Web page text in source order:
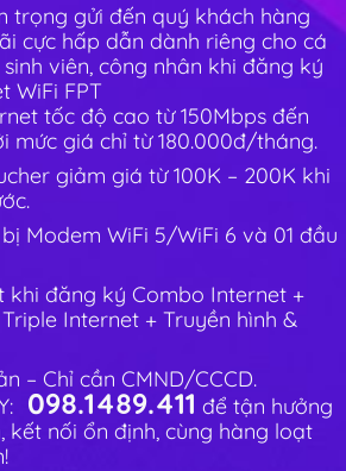
trọng gửi đến quý khách hàng
cực hấp dẫn dành riêng cho cá
viên, công nhân khi đăng ký
WiFi FPT
tốc độ cao từ 150Mbps đến
mức giá chỉ từ 180.000đ/tháng.
giảm giá từ 100K – 200K khi
Modem WiFi 5/WiFi 6 và 01 đầu
khi đăng ký Combo Internet +
Internet + Truyền hình &
– Chỉ cần CMND/CCCD.
098.1489.411 để tận hưởng
kết nối ổn định, cùng hàng loạt